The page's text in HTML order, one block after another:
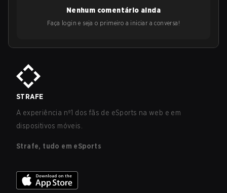
Nenhum comentário ainda
Faça login e seja o primeiro a iniciar a conversa!
STRAFE
A experiência nº1 dos fãs de eSports na web e em
dispositivos móveis.
Strafe, tudo em eSports